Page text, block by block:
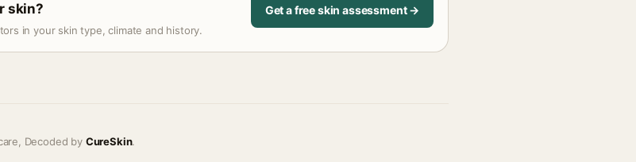
skin?
in your skin type, climate and history.
Get a free skin assessment →
Decoded by CureSkin.